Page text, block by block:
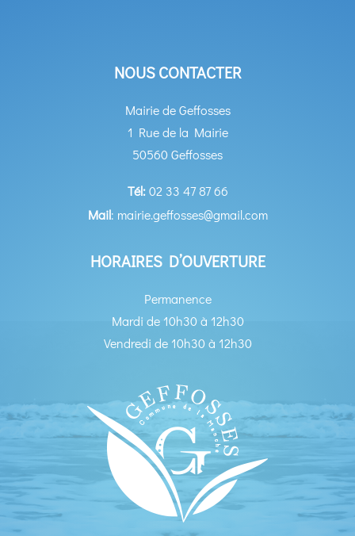
NOUS CONTACTER
Mairie de Geffosses
1 Rue de la Mairie
50560 Geffosses
Tél:02 33 47 87 66
Mail: mairie.geffosses@gmail.com
HORAIRES D’OUVERTURE
Permanence
Mardi de 10h30 à 12h30
Vendredi de 10h30 à 12h30